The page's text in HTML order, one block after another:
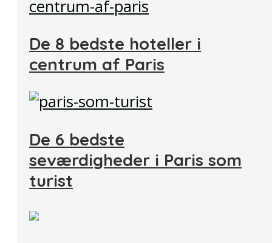
De 8 bedste hoteller i
centrum af Paris
De 6 bedste
seværdigheder i Paris som
turist